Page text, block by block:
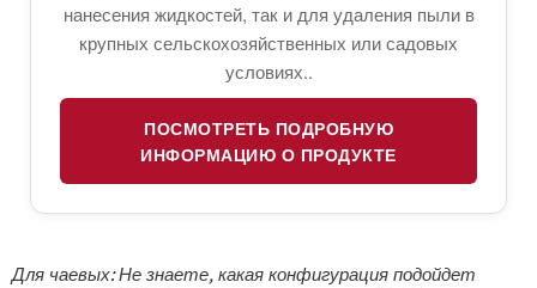
нанесения жидкостей, так и для удаления пыли в
крупных сельскохозяйственных или садовых
условиях..
ПОСМОТРЕТЬ ПОДРОБНУЮ
ИНФОРМАЦИЮ О ПРОДУКТЕ
Для чаевых: Не знаете, какая конфигурация подойдет